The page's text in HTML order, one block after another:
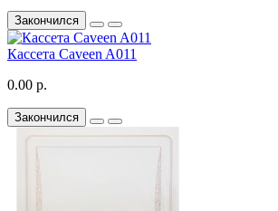
Закончился
Кассета Caveen A011
0.00 р.
Закончился